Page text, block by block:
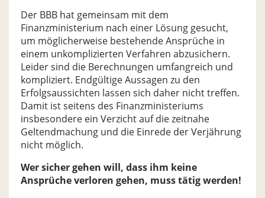
Der BBB hat gemeinsam mit dem
Finanzministerium nach einer Lösung gesucht,
um möglicherweise bestehende Ansprüche in
einem unkomplizierten Verfahren abzusichern.
Leider sind die Berechnungen umfangreich und
kompliziert. Endgültige Aussagen zu den
Erfolgsaussichten lassen sich daher nicht treffen.
Damit ist seitens des Finanzministeriums
insbesondere ein Verzicht auf die zeitnahe
Geltendmachung und die Einrede der Verjährung
nicht möglich.
Wer sicher gehen will, dass ihm keine
Ansprüche verloren gehen, muss tätig werden!